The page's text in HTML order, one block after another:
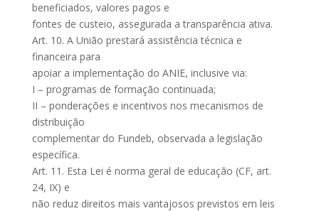
beneficiados, valores pagos e
fontes de custeio, assegurada a transparência ativa.
Art. 10. A União prestará assistência técnica e
financeira para
apoiar a implementação do ANIE, inclusive via:
I – programas de formação continuada;
II – ponderações e incentivos nos mecanismos de
distribuição
complementar do Fundeb, observada a legislação
específica.
Art. 11. Esta Lei é norma geral de educação (CF, art.
24, IX) e
não reduz direitos mais vantajosos previstos em leis